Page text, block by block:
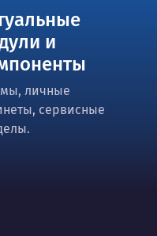
и
личные
сервисные